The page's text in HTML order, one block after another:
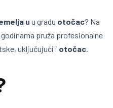
u u gradu otočac? Na
pruža profesionalne
uključujući i otočac.